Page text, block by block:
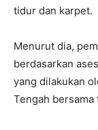
tidur dan karpet.
Menurut dia,
berdasarkan
yang dilakukan
Tengah bersama